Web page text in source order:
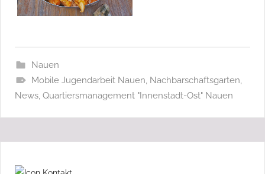
Nauen
Mobile Jugendarbeit Nauen, Nachbarschaftsgarten,
News, Quartiersmanagement "Innenstadt-Ost" Nauen